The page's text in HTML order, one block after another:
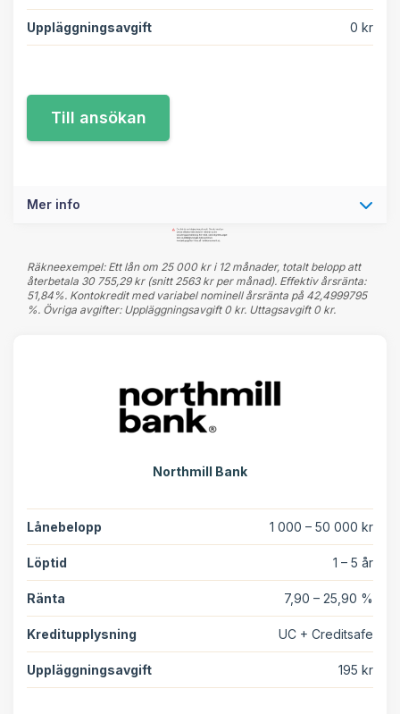
Uppläggningsavgift 0 kr
Mer info
Räkneexempel: Ett lån om 25 000 kr i 12 månader, totalt belopp att
återbetala 30 755,29 kr (snitt 2563 kr per månad). Effektiv årsränta:
51,84%. Kontokredit med variabel nominell årsränta på 42,4999795
%. Övriga avgifter: Uppläggningsavgift 0 kr. Uttagsavgift 0 kr.
Northmill Bank
Lånebelopp 1 000 – 50 000 kr
Löptid 1 – 5 år
Ränta 7,90 – 25,90 %
Kreditupplysning UC + Creditsafe
Uppläggningsavgift 195 kr